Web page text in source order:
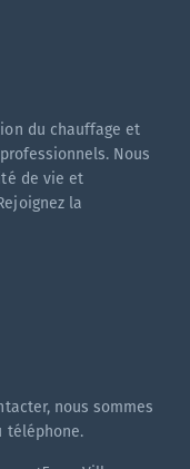
du chauffage et
Nous
de vie et
la
nous sommes
téléphone.